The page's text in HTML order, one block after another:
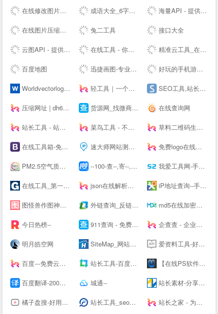
在线修改图片大小尺寸；免费抠图照片处理工具 - 改图神器 成语大全_6字成语_成语接龙查询_词云成语网 海量API - 提供免费接口调用平台
在线图片压缩工具(jpg、jpeg、png、gif、webp、tiff)无损压缩90%-压缩图 兔二工具 接口大全
云图API - 提供免费接口调用平台-免费API数据接口调用服务平台 在线工具 - 你的工具箱 精准云工具_在线工具大全
百度地图 迅捷画图-专业的在线作图网站,在线画思维导图、流程图 好玩的手机游戏下载-免费安卓软件下载 - 阳光下载站
Worldvectorlogo: Brand logos free to download 轻工具｜一个专注收集分享优质免费资源的导航 SEO工具,站长查询工具-助力SEO优化-搜外SEO工具大全
压缩网址 | dh6.ink 货源网_找微商货源_微信微商代理加盟_厂家一手货源发布平台 在线查询网
站长工具 - 站长之家 菜鸟工具 - 不止于工具 草料二维码生成器
在线工具箱-免费实用工具大全-工具狗 速大师网站测速_IP地址归属地查询-免费IP查询API接口 免费logo在线制作-字体logo-logo设计-U钙网
PM2.5空气质量实时查询 - 911查询 --100-查--,寄--,上--100 我爱工具网-手游排行榜2021前十名推荐平台|热门手机软件app应用下载
在线工具_第一家纯在线免安装的工具网站【免费使用】- 工具123 json在线解析及格式化_pcjson工具在线 iP地址查询--手机号码查询归属地 | 邮政编码查询 | iP地址归属地查询 | 身份证号码验证在线查询网
图怪兽作图神器-在线图片编辑器-PS图片制作-搞定平面设计不求人 外链查询_反链查询结果 - 爱站网 md5在线加密解密
今日热榜-- 911查询 - 免费实用查询工具大全网站 企查查 - 企业工商信息查询系统_查企业_查老板_查风险就上企查查!
明月皓空网 SiteMap_网站地图_站点地图_制作工具_在线生成_生成工具_生成器_网页爬虫_天气预报_天气API - 爱帮助！ 爱资料工具-好用的在线工具箱
百度---免费云盘丨文件共享软件丨超大容量丨存储安全 站长工具-百度权重排名查询-站长seo查询 - 爱站网 【在线PS软件】在线PS图片（照片）处理工具_在线制作编辑图片ps精简版
百度翻译-200种语言互译、沟通全世界！ 城通-- 站长素材-分享综合设计素材的平台
橘子盘搜-好用的影视资源搜索引擎 站长工具_seo综合查询工具_批量查询分析工具_枫树seo网 站长之家 - 为站长提供常用站长工具 webmaster--.cn